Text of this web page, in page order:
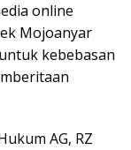
online
Mojoanyar
kebebasan
AG, RZ